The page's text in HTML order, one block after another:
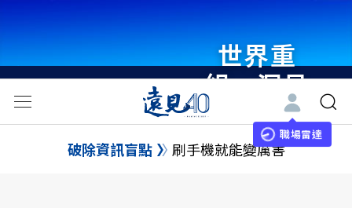
世界重
組・洞見
未來 與
世界領袖
職場雷達
破除資訊盲點 刷手機就能變厲害